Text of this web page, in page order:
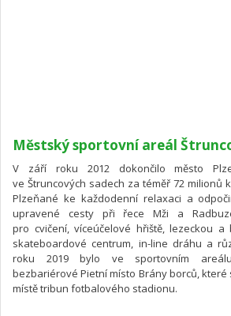
Městský sportovní areál
V září roku 2012 dokončilo město
ve Štruncových sadech za téměř 72 milionů
Plzeňané ke každodenní relaxaci a
upravené cesty při řece Mži a
pro cvičení, víceúčelové hřiště, lezeckou a
skateboardové centrum, in-line dráhu a
roku 2019 bylo ve sportovním
bezbariérové Pietní místo Brány borců,
místě tribun fotbalového stadionu.